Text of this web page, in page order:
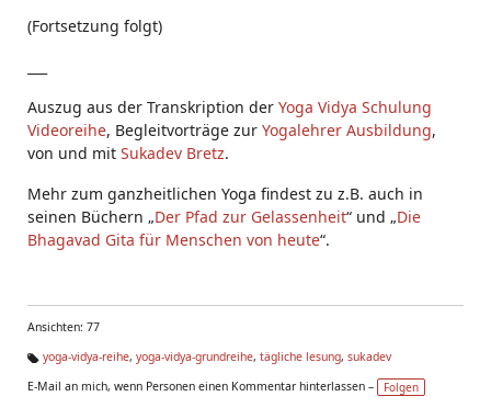
(Fortsetzung folgt)
Auszug aus der Transkription der Yoga Vidya Schulung
Videoreihe, Begleitvorträge zur Yogalehrer Ausbildung,
von und mit Sukadev Bretz.
Mehr zum ganzheitlichen Yoga findest zu z.B. auch in
seinen Büchern „Der Pfad zur Gelassenheit“ und „Die
Bhagavad Gita für Menschen von heute“.
Ansichten: 77
g
yoga-vidya-reihe, yoga-vidya-grundreihe, tägliche lesung, sukadev
E-Mail an mich, wenn Personen einen Kommentar hinterlassen –
Folgen